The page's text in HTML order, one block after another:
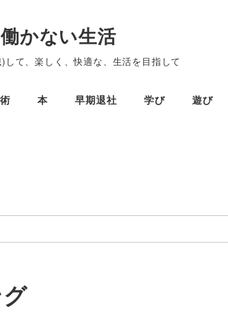
働かない生活
して、楽しく、快適な、生活を目指して
本 早期退社 学び 遊び